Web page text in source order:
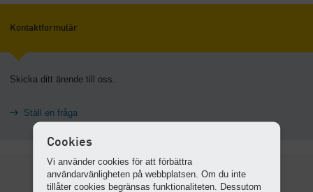
Kontaktformulär
Skicka ditt ärende till oss.
Ställ en fråga
Cookies
Vi använder cookies för att förbättra
användarvänligheten på webbplatsen. Om du inte
tillåter cookies begränsas funktionaliteten. Dessutom